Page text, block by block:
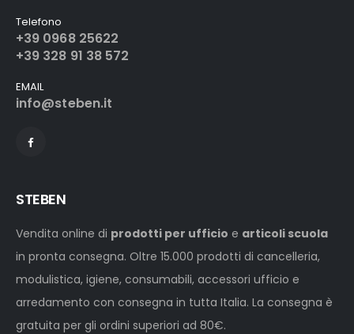
Telefono
+39 0968 25622
+39 328 91 38 572
EMAIL
info@steben.it
STEBEN
Vendita online di prodotti per ufficio e articoli scuola
in pronta consegna. Oltre 15.000 prodotti di cancelleria,
modulistica, igiene, consumabili, accessori ufficio e
arredamento con consegna in tutta Italia. La consegna è
gratuita per gli ordini superiori ad 80€.